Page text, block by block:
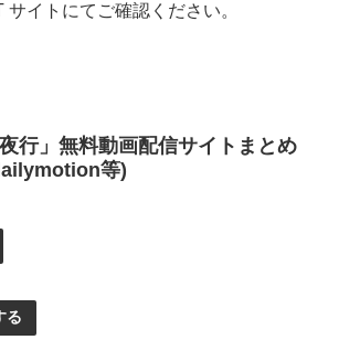
イトにてご確認ください。
夜行」無料動画配信サイトまとめ
等)
る